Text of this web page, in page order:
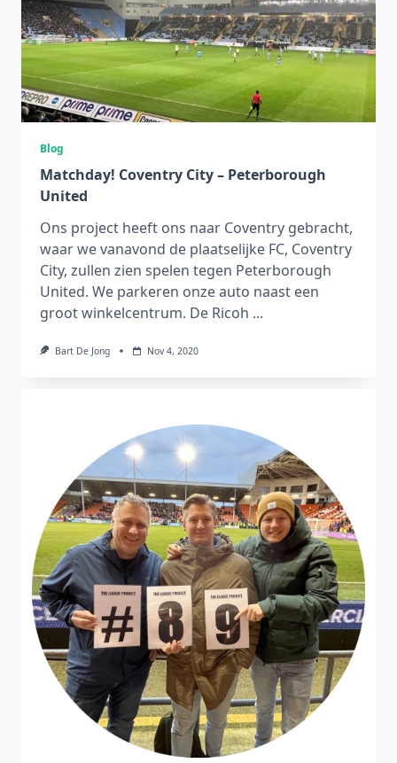
Blog
Matchday! Coventry City – Peterborough
United
Ons project heeft ons naar Coventry gebracht,
waar we vanavond de plaatselijke FC, Coventry
City, zullen zien spelen tegen Peterborough
United. We parkeren onze auto naast een
groot winkelcentrum. De Ricoh ...
Bart De Jong Nov 4, 2020